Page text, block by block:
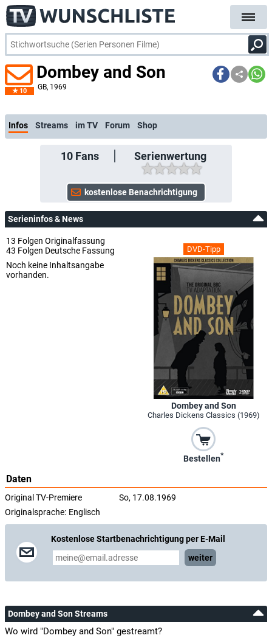
10
Dombey and Son
GB, 1969
kos
Infos Streams im TV Forum Shop
10Fans Serienwertung
Serieninfos & News
DVD-Tipp
Dombey and Son
Charles Dickens Classics (1969)
Bestellen*
13 Folgen Originalfassung
43 Folgen Deutsche Fassung
Noch keine Inhaltsangabe
vorhanden.
Daten
Original TV-Premiere
So, 17.08.1969
Originalsprache: Englisch
Kostenlose Startbenachrichtigung per E-Mail
weiter
Dombey and Son Streams
Wo wird "Dombey and Son" gestreamt?